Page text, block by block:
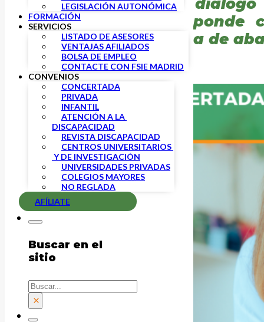
LEGISLACIÓN AUTONÓMICA
FORMACIÓN
SERVICIOS
LISTADO DE ASESORES
VENTAJAS AFILIADOS
BOLSA DE EMPLEO
CONTACTE CON FSIE MADRID
CONVENIOS
CONCERTADA
PRIVADA
INFANTIL
ATENCIÓN A LA
DISCAPACIDAD
REVISTA DISCAPACIDAD
CENTROS UNIVERSITARIOS
Y DE INVESTIGACIÓN
UNIVERSIDADES PRIVADAS
COLEGIOS MAYORES
NO REGLADA
AFÍLIATE
Buscar en el
sitio
Buscar
×
en mantener un
Administración
mensaje claro: basta de